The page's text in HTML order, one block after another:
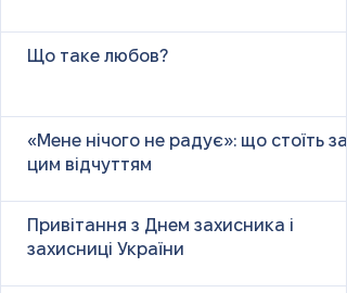
Що таке любов?
«Мене нічого не радує»: що стоїть за
цим відчуттям
Привітання з Днем захисника і
захисниці України